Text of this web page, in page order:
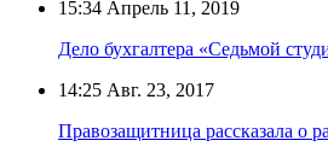
15:34 Апрель 11, 2019
Дело бухгалтера «Седьмой
14:25 Авг. 23, 2017
Правозащитница рассказала о